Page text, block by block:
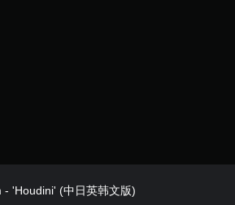
- 'Houdini' (中日英韩文版)